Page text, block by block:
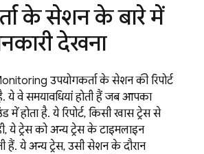
के सेशन के बारे में
देखना
उपयोगकर्ता के सेशन की रिपोर्ट
ये वे समयावधियां होती हैं जब आपका
में होता है. ये रिपोर्ट, किसी खास ट्रेस से
ये ट्रेस को अन्य ट्रेस के टाइमलाइन
हैं. ये अन्य ट्रेस, उसी सेशन के दौरान